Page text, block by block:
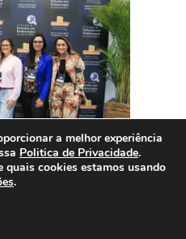
a melhor experiência
Politica de Privacidade.
quais cookies estamos usando
.